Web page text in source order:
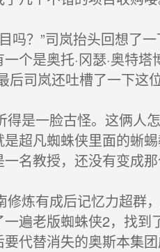
吗？”司岚抬头回想了
个是奥托·冈瑟·奥特
后司岚还吐槽了一下这位
是一脸古怪。这俩人
是超凡蜘蛛侠里面的蜥
名教授，还没有变成那
炼有成后记忆力超群
遍老版蜘蛛侠2，找到
代替消失的奥斯本集